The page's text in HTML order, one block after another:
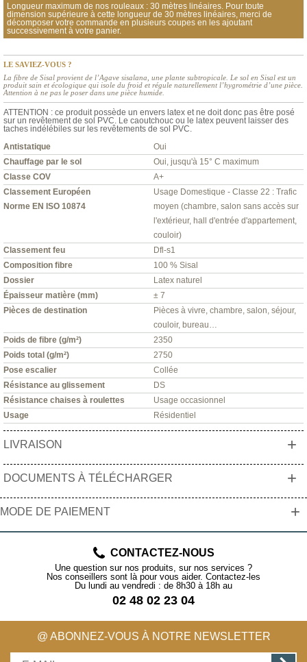
Longueur maximum de nos rouleaux : 30 mètres linéaires. Pour toute
dimension supérieure à cette longueur de 30 mètres linéaires, merci de
décomposer votre commande en plusieurs coupes en les ajoutant
successivement à votre panier.
LE SAVIEZ-VOUS ?
La fibre de Sisal provient de l’Agave sisalana, une plante subtropicale. Le sol en Sisal est un
produit sain et écologique qui isole du froid et régule naturellement l’hygrométrie d’une pièce.
Attention à ne pas le poser dans une pièce humide.
ATTENTION : ce produit possède un envers latex et ne doit donc pas être posé
sur un revêtement de sol PVC. Le caoutchouc ou le latex peuvent laisser des
taches indélébiles sur les revêtements de sol PVC.
Antistatique
Oui
Chauffage par le sol
Oui, jusqu'à 15° C maximum
Classe COV
A+
Classement Européen
Norme EN ISO 10874
Usage Domestique - Classe 22 : Trafic
moyen (chambre, salon sans accès sur
l'extérieur, hall d'entrée d'appartement,
couloir)
Classement feu
Dfl-s1
Composition fibre
100 % Sisal
Dossier
Latex naturel
Épaisseur matière (mm)
± 7
Pièces de destination
Pièces à vivre, chambre, salon, séjour,
couloir, bureau…
Poids de fibre (g/m²)
2350
Poids total (g/m²)
2750
Pose escalier
Collée
Résistance au glissement
DS
Résistance chaises à roulettes
Usage occasionnel
Usage
Résidentiel
LIVRAISON +
DOCUMENTS À TÉLÉCHARGER +
MODE DE PAIEMENT +
CONTACTEZ-NOUS
Une question sur nos produits, sur nos services ?
Nos conseillers sont là pour vous aider. Contactez-les
Du lundi au vendredi : de 8h30 à 18h au
02 48 02 23 04
@ ABONNEZ-VOUS À NOTRE NEWSLETTER